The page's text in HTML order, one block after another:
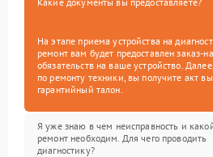
На этапе приема устройства на
ремонт вам будет предоставлен заказ-
обязательств на ваше устройство.
по ремонту техники, вы получите акт
гарантийный талон.
Я уже знаю в чем неисправность и
ремонт необходим. Для чего проводить
диагностику?